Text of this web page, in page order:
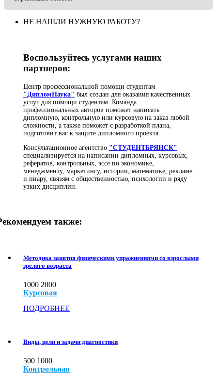
НЕ НАШЛИ НУЖНУЮ РАБОТУ?
Воспользуйтесь услугами наших
партнеров:
Центр профессиональной помощи студентам
"ДипломНаука" был создан для оказания качественных
услуг для помощи студентам. Команда
профессиональных авторов поможет написать
дипломную, контрольную или курсовую на заказ любой
сложности, а также поможет с разработкой плана,
подготовит вас к защите дипломного проекта.
Консультационное агентство "СТУДЕНТБРЯНСК"
специализируется на написании дипломных, курсовых,
рефератов, контрольных, эссе по экономике,
менеджменту, маркетингу, истории, математике, рекламе
и пиару, связям с общественностью, психологии и ряду
узких дисциплин.
также:
Методика занятия физическими упражнениями со взрослыми
зрелого возраста
1000 2000
Курсовая
ПОДРОБНЕЕ
Виды, цели и задачи диагностики
500 1000
Контрольная